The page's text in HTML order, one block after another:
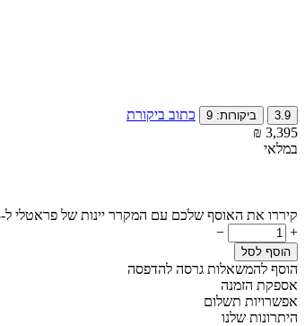
3.9 ביקורות: 9
כתוב ביקורת
₪ 3,395
במלאי
קיררו את האוסף שלכם עם המקרר יינות של פראטלי ל-18 בקבוקי יין — אלגנטיות שעונה על הצרכים שלכם
+
−
הוסף לסל
הוסף להמשאלות גרסה להדפסה
אספקת הזמנה
אפשרויות תשלום
היתרונות שלנו